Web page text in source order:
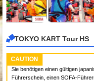
TOKYO KART Tour HS
CAUTION
Sie benötigen einen gültigen
Führerschein, einen SOFA-